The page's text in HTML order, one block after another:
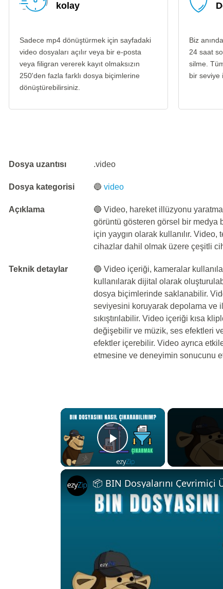
kolay
Sadece mp4 dönüştürmek için sayfadaki
video dosyaları açılır veya bir e-posta
veya filigran vererek kayıt olmaksızın
250'den fazla farklı dosya biçimlerine
dönüştürebilirsiniz.
Biz
24 saat
silme.
bir seviye
Dosya uzantısı .video
Dosya kategorisi 🔵video
Açıklama
🔵 Video, hareket illüzyonu
görüntü gösteren görsel bir medya
için yaygın olarak kullanılır.
cihazlar dahil olmak üzere çeşitli
Teknik detaylar
🔵 Video içeriği, kameralar
kullanılarak dijital olarak
dosya biçimlerinde saklanabilir.
seviyesini koruyarak depolama ve
sıkıştırılabilir. Video içeriği kısa
değişebilir ve müzik, ses efektleri
efektler içerebilir. Video ayrıca
etmesine ve deneyimin sonucunu
×
Play Video